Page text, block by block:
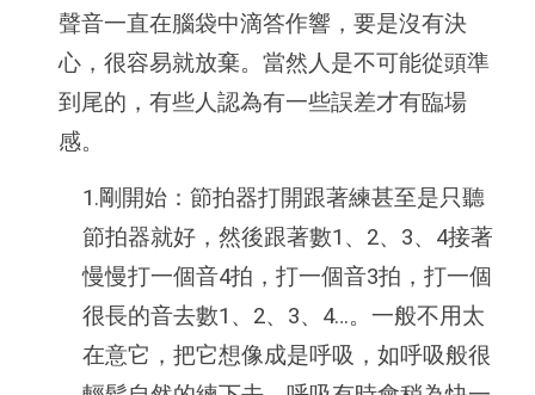
聲音一直在腦袋中滴答作響，要是沒有決
心，很容易就放棄。當然人是不可能從頭準
到尾的，有些人認為有一些誤差才有臨場
感。
1.剛開始：節拍器打開跟著練甚至是只聽
節拍器就好，然後跟著數1、2、3、4接著
慢慢打一個音4拍，打一個音3拍，打一個
很長的音去數1、2、3、4…。一般不用太
在意它，把它想像成是呼吸，如呼吸般很